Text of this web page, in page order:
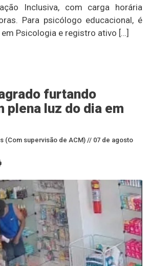
Inclusiva, com carga horária
Para psicólogo educacional, é
Psicologia e registro ativo […]
furtando
plena luz do dia em
(Com supervisão de ACM) // 07 de agosto